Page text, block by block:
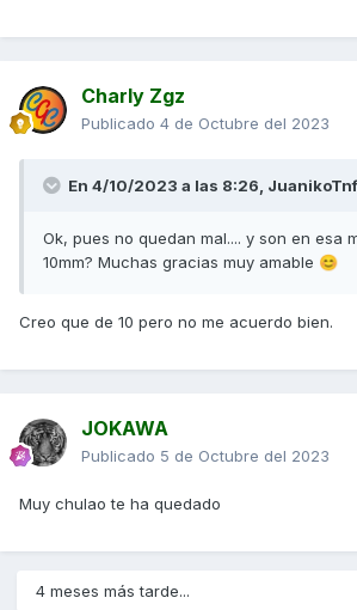
Charly Zgz
Publicado 4 de Octubre del 2023
En 4/10/2023 a las 8:26, JuanikoTnf
Ok, pues no quedan mal.... y son en esa
10mm? Muchas gracias muy amable 😊
Creo que de 10 pero no me acuerdo bien.
JOKAWA
Publicado 5 de Octubre del 2023
Muy chulao te ha quedado
4 meses más tarde...